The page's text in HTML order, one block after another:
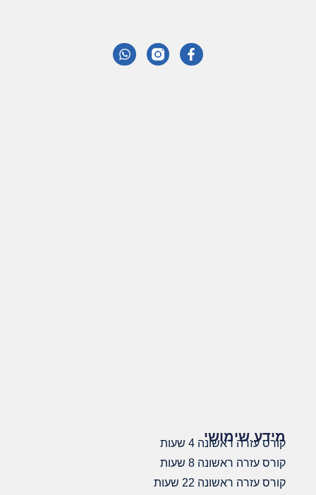
מידע שימושי
קורס עזרה ראשונה 4 שעות
קורס עזרה ראשונה 8 שעות
קורס עזרה ראשונה 22 שעות